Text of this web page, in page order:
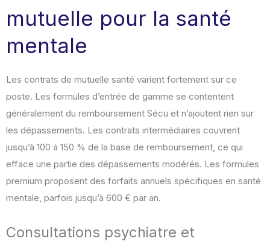
mutuelle pour la santé
mentale
Les contrats de mutuelle santé varient fortement sur ce
poste. Les formules d’entrée de gamme se contentent
généralement du remboursement Sécu et n’ajoutent rien sur
les dépassements. Les contrats intermédiaires couvrent
jusqu’à 100 à 150 % de la base de remboursement, ce qui
efface une partie des dépassements modérés. Les formules
premium proposent des forfaits annuels spécifiques en santé
mentale, parfois jusqu’à 600 € par an.
Consultations psychiatre et